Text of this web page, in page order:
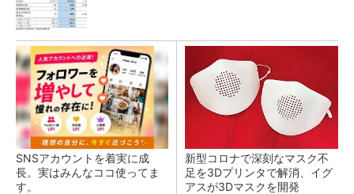
SNSアカウントを着実に成
長。実はみんなココ使ってま
す。
新型コロナで深刻なマスク不
足を3Dプリンタで解消、イグ
アスが3Dマスクを開発